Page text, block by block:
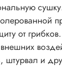
от
штурвал и